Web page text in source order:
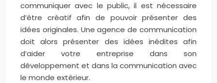
communiquer avec le public, il est nécessaire
d’être créatif afin de pouvoir présenter des
idées originales. Une agence de communication
doit alors présenter des idées inédites afin
d’aider votre entreprise dans son
développement et dans la communication avec
le monde extérieur.